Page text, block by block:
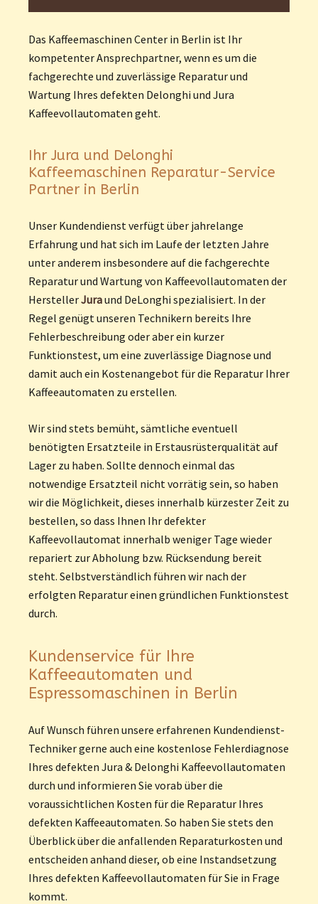
Das Kaffeemaschinen Center in Berlin ist Ihr
kompetenter Ansprechpartner, wenn es um die
fachgerechte und zuverlässige Reparatur und
Wartung Ihres defekten Delonghi und Jura
Kaffeevollautomaten geht.
Ihr Jura und Delonghi
Kaffeemaschinen Reparatur-Service
Partner in Berlin
Unser Kundendienst verfügt über jahrelange
Erfahrung und hat sich im Laufe der letzten Jahre
unter anderem insbesondere auf die fachgerechte
Reparatur und Wartung von Kaffeevollautomaten der
HerstellerJuraund DeLonghi spezialisiert. In der
Regel genügt unseren Technikern bereits Ihre
Fehlerbeschreibung oder aber ein kurzer
Funktionstest, um eine zuverlässige Diagnose und
damit auch ein Kostenangebot für die Reparatur Ihrer
Kaffeeautomaten zu erstellen.
Wir sind stets bemüht, sämtliche eventuell
benötigten Ersatzteile in Erstausrüsterqualität auf
Lager zu haben. Sollte dennoch einmal das
notwendige Ersatzteil nicht vorrätig sein, so haben
wir die Möglichkeit, dieses innerhalb kürzester Zeit zu
bestellen, so dass Ihnen Ihr defekter
Kaffeevollautomat innerhalb weniger Tage wieder
repariert zur Abholung bzw. Rücksendung bereit
steht. Selbstverständlich führen wir nach der
erfolgten Reparatur einen gründlichen Funktionstest
durch.
Kundenservice für Ihre
Kaffeeautomaten und
Espressomaschinen in Berlin
Auf Wunsch führen unsere erfahrenen Kundendienst-
Techniker gerne auch eine kostenlose Fehlerdiagnose
Ihres defekten Jura & Delonghi Kaffeevollautomaten
durch und informieren Sie vorab über die
voraussichtlichen Kosten für die Reparatur Ihres
defekten Kaffeeautomaten. So haben Sie stets den
Überblick über die anfallenden Reparaturkosten und
entscheiden anhand dieser, ob eine Instandsetzung
Ihres defekten Kaffeevollautomaten für Sie in Frage
kommt.